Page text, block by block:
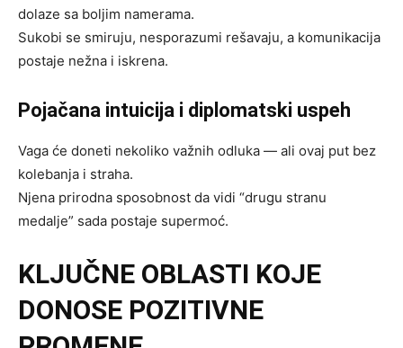
dolaze sa boljim namerama.
Sukobi se smiruju, nesporazumi rešavaju, a komunikacija
postaje nežna i iskrena.
Pojačana intuicija i diplomatski uspeh
Vaga će doneti nekoliko važnih odluka — ali ovaj put bez
kolebanja i straha.
Njena prirodna sposobnost da vidi “drugu stranu
medalje” sada postaje supermoć.
KLJUČNE OBLASTI KOJE
DONOSE POZITIVNE